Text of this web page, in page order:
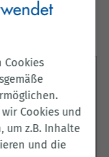
&
Cookies
Cookies und
um z.B. Inhalte
und die